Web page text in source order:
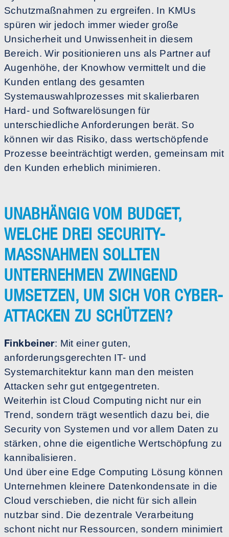
Schutzmaßnahmen zu ergreifen. In KMUs
spüren wir jedoch immer wieder große
Unsicherheit und Unwissenheit in diesem
Bereich. Wir positionieren uns als Partner auf
Augenhöhe, der Knowhow vermittelt und die
Kunden entlang des gesamten
Systemauswahlprozesses mit skalierbaren
Hard- und Softwarelösungen für
unterschiedliche Anforderungen berät. So
können wir das Risiko, dass wertschöpfende
Prozesse beeinträchtigt werden, gemeinsam mit
den Kunden erheblich minimieren.
UNABHÄNGIG VOM BUDGET,
WELCHE DREI SECURITY-
MASSNAHMEN SOLLTEN U
NTERNEHMEN ZWINGEND U
MSETZEN, UM SICH VOR CYBER-A
TTACKEN ZU SCHÜTZEN?
Finkbeiner: Mit einer guten,
anforderungsgerechten IT- und
Systemarchitektur kann man den meisten
Attacken sehr gut entgegentreten.
Weiterhin ist Cloud Computing nicht nur ein
Trend, sondern trägt wesentlich dazu bei, die
Security von Systemen und vor allem Daten zu
stärken, ohne die eigentliche Wertschöpfung zu
kannibalisieren.
Und über eine Edge Computing Lösung können
Unternehmen kleinere Datenkondensate in die
Cloud verschieben, die nicht für sich allein
nutzbar sind. Die dezentrale Verarbeitung
schont nicht nur Ressourcen, sondern minimiert